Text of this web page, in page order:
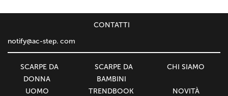
SCARPE DA
DONNA
UOMO
SCARPE DA
BAMBINI
CHI SIAMO
TRENDBOOK NOVITÀ
СONTATTI
notify@ac-step. com